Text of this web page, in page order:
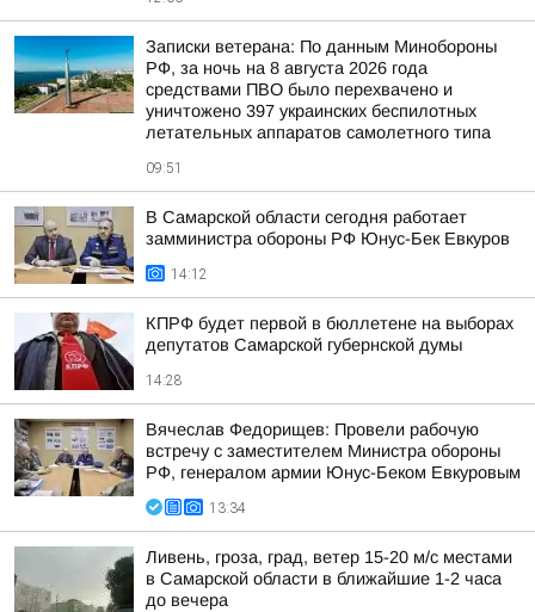
Записки ветерана: По данным Минобороны
РФ, за ночь на 8 августа 2026 года
средствами ПВО было перехвачено и
уничтожено 397 украинских беспилотных
летательных аппаратов самолетного типа
09:51
В Самарской области сегодня работает
замминистра обороны РФ Юнус-Бек Евкуров
14:12
КПРФ будет первой в бюллетене на выборах
депутатов Самарской губернской думы
14:28
Вячеслав Федорищев: Провели рабочую
встречу с заместителем Министра обороны
РФ, генералом армии Юнус-Беком Евкуровым
13:34
Ливень, гроза, град, ветер 15-20 м/с местами
в Самарской области в ближайшие 1-2 часа
до вечера